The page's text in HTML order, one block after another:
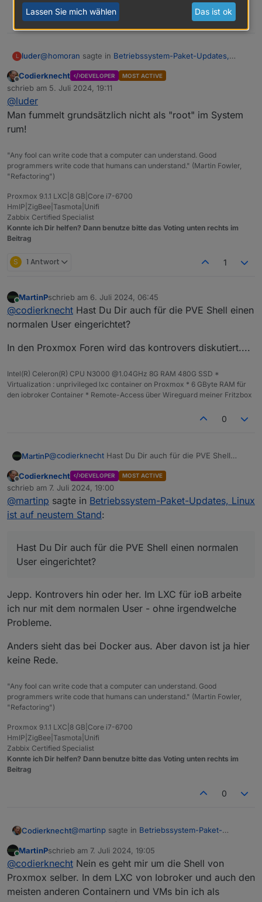
1
L luder@homoran sagte in Betriebssystem-Paket-Updates,
sudo apt update
root@cloneV01:~# sudo apt update
Hit:3 http://deb.debian.org/debian
Hit:4 https://deb.nodesource.com/
Reading package
Reading state information... Done
Offline
Codierknecht DEVELOPER MOST ACTIVE
schrieb am 5. Juli 2024, 19:11
zuletzt editiert von
@luder
Man fummelt grundsätzlich nicht als "root" im System
rum!
"Any fool can write code that a computer can understand. Good
programmers write code that humans can understand." (Martin Fowler,
"Refactoring")
Proxmox 9.1.1 LXC|8 GB|Core i7-6700
HmIP|ZigBee|Tasmota|Unifi
Zabbix Certified Specialist
Konnte ich Dir helfen? Dann benutze bitte das Voting unten rechts im
Beitrag
S 1 Antwort 1
Online
MartinPschrieb am 6. Juli 2024, 06:45
zuletzt editiert von
@codierknecht Hast Du Dir auch für die PVE Shell einen
normalen User eingerichtet?
In den Proxmox Foren wird das kontrovers diskutiert....
Intel(R) Celeron(R) CPU N3000 @1.04GHz 8G RAM 480G SSD *
Virtualization : unprivileged lxc container on Proxmox * 6 GByte RAM für
den iobroker Container * Remote-Access über Wireguard meiner Fritzbox
0
MartinP@codierknecht Hast Du Dir auch für die PVE Shell
In den Proxmox Foren wird das kontrovers diskutiert....
Offline
Codierknecht DEVELOPER MOST ACTIVE
schrieb am 7. Juli 2024, 19:00
zuletzt editiert von
@martinp sagte in Betriebssystem-Paket-Updates, Linux
ist auf neustem Stand:
Hast Du Dir auch für die PVE Shell einen normalen
User eingerichtet?
Jepp. Kontrovers hin oder her. Im LXC für ioB arbeite
ich nur mit dem normalen User - ohne irgendwelche
Probleme.
Anders sieht das bei Docker aus. Aber davon ist ja hier
keine Rede.
"Any fool can write code that a computer can understand. Good
programmers write code that humans can understand." (Martin Fowler,
"Refactoring")
Proxmox 9.1.1 LXC|8 GB|Core i7-6700
HmIP|ZigBee|Tasmota|Unifi
Zabbix Certified Specialist
Konnte ich Dir helfen? Dann benutze bitte das Voting unten rechts im
Beitrag
0
Codierknecht@martinp sagte in Betriebssystem-Paket-
Hast Du Dir auch für die PVE Shell einen
normalen User eingerichtet?
Jepp. Kontrovers hin oder her. Im LXC für ioB
arbeite ich nur mit dem normalen User - ohne
Online
MartinPschrieb am 7. Juli 2024, 19:05
zuletzt editiert von
@codierknecht Nein es geht mir um die Shell von
Proxmox selber. In dem LXC von Iobroker und auch den
meisten anderen Containern und VMs bin ich als
Lassen Sie mich wählen Das ist ok